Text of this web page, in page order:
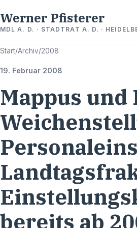
Werner Pfisterer
MDL A. D. · STADTRAT A. D. ·
Start/Archiv/2008
19. Februar 2008
Mappus
bereits ab